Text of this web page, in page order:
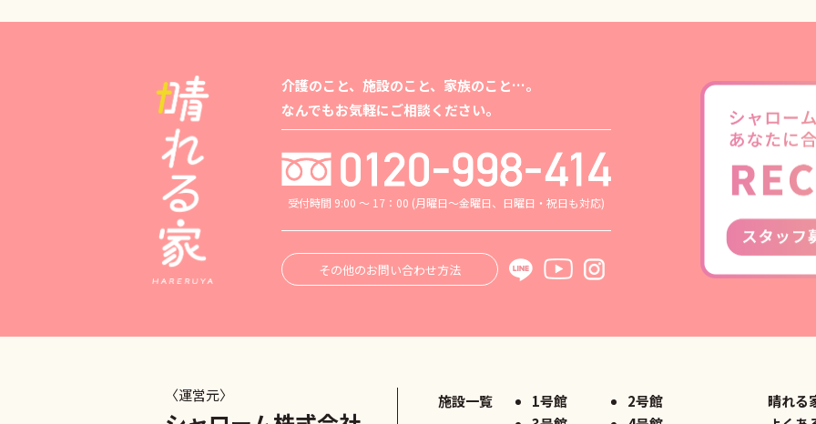
介護のこと、施設のこと、家族のこと…。
なんでもお気軽にご相談ください。
受付時間 9:00 ～ 17：00 (月曜日～金曜日、日曜日・祝日も対応)
その他のお問い合わせ方法
〈運営元〉 施設一覧 1号館
2号館
晴れる